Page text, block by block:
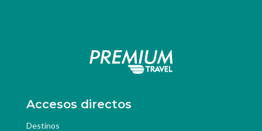
Accesos directos
Destinos